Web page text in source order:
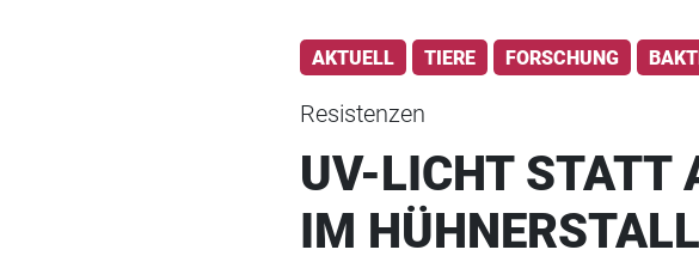
AKTUELL TIERE FORSCHUNG
Resistenzen
UV-LICHT STATT
IM HÜHNERSTALL